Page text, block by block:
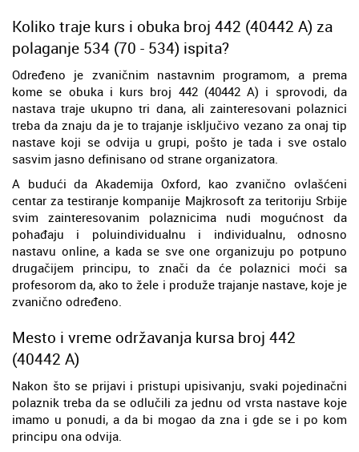
Koliko traje kurs i obuka broj 442 (40442 A) za
polaganje 534 (70 - 534) ispita?
Određeno je zvaničnim nastavnim programom, a prema
kome se obuka i kurs broj 442 (40442 A) i sprovodi, da
nastava traje ukupno tri dana, ali zainteresovani polaznici
treba da znaju da je to trajanje isključivo vezano za onaj tip
nastave koji se odvija u grupi, pošto je tada i sve ostalo
sasvim jasno definisano od strane organizatora.
A budući da Akademija Oxford, kao zvanično ovlašćeni
centar za testiranje kompanije Majkrosoft za teritoriju Srbije
svim zainteresovanim polaznicima nudi mogućnost da
pohađaju i poluindividualnu i individualnu, odnosno
nastavu online, a kada se sve one organizuju po potpuno
drugačijem principu, to znači da će polaznici moći sa
profesorom da, ako to žele i produže trajanje nastave, koje je
zvanično određeno.
Mesto i vreme održavanja kursa broj 442
(40442 A)
Nakon što se prijavi i pristupi upisivanju, svaki pojedinačni
polaznik treba da se odlučili za jednu od vrsta nastave koje
imamo u ponudi, a da bi mogao da zna i gde se i po kom
principu ona odvija.